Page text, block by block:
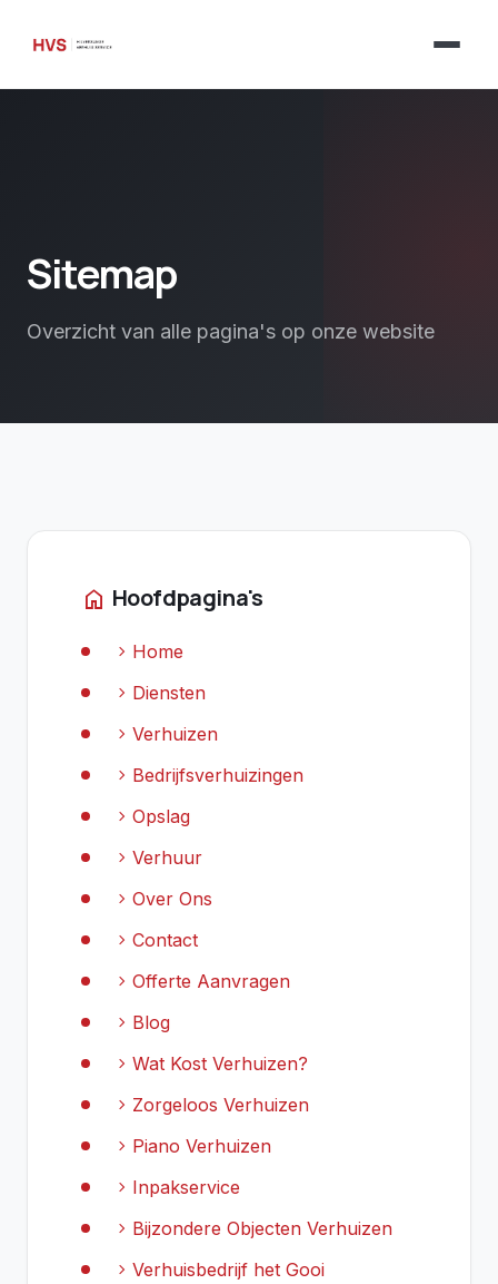
Sitemap
Overzicht van alle pagina's op onze website
home Hoofdpagina's
chevron_right Home
chevron_right Diensten
chevron_right Verhuizen
chevron_right Bedrijfsverhuizingen
chevron_right Opslag
chevron_right Verhuur
chevron_right Over Ons
chevron_right Contact
chevron_right Offerte Aanvragen
chevron_right Blog
chevron_right Wat Kost Verhuizen?
chevron_right Zorgeloos Verhuizen
chevron_right Piano Verhuizen
chevron_right Inpakservice
chevron_right Bijzondere Objecten Verhuizen
chevron_right Verhuisbedrijf het Gooi